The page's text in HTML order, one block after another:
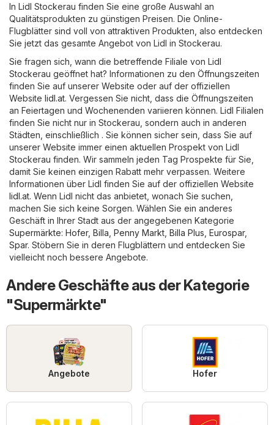
In Lidl Stockerau finden Sie eine große Auswahl an
Qualitätsprodukten zu günstigen Preisen. Die Online-
Flugblätter sind voll von attraktiven Produkten, also entdecken
Sie jetzt das gesamte Angebot von Lidl in Stockerau.
Sie fragen sich, wann die betreffende Filiale von Lidl
Stockerau geöffnet hat? Informationen zu den Öffnungszeiten
finden Sie auf unserer Website oder auf der offiziellen
Website lidl.at. Vergessen Sie nicht, dass die Öffnungszeiten
an Feiertagen und Wochenenden variieren können. Lidl Filialen
finden Sie nicht nur in Stockerau, sondern auch in anderen
Städten, einschließlich . Sie können sicher sein, dass Sie auf
unserer Website immer einen aktuellen Prospekt von Lidl
Stockerau finden. Wir sammeln jeden Tag Prospekte für Sie,
damit Sie keinen einzigen Rabatt mehr verpassen. Weitere
Informationen über Lidl finden Sie auf der offiziellen Website
lidl.at. Wenn Lidl nicht das anbietet, wonach Sie suchen,
machen Sie sich keine Sorgen. Wählen Sie ein anderes
Geschäft in Ihrer Stadt aus der angegebenen Kategorie
Supermärkte: Hofer, Billa Penny Markt Billa Plus Eurospar,
Spar. Stöbern Sie in deren Flugblättern und entdecken Sie
vielleicht noch bessere Angebote.
Andere Geschäfte aus der Kategorie
"Supermärkte"
Angebote Hofer